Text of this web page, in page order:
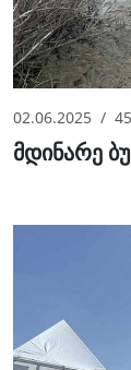
02.06.2025
მდინარე